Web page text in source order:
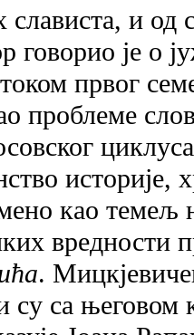
и од
говорио je o
првог
проблеме
као
вредности
.
су са његовом